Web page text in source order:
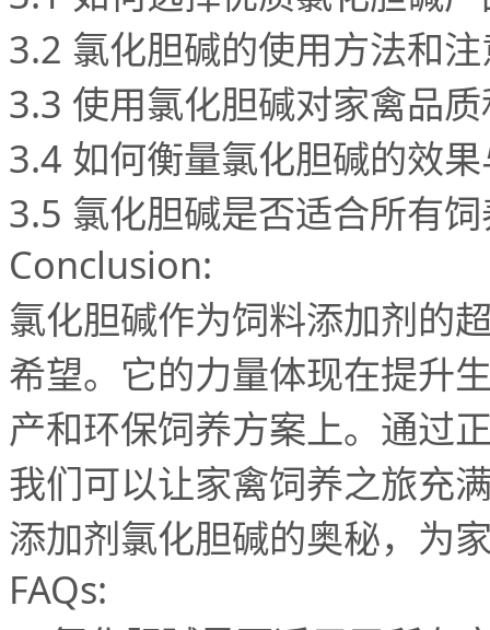
3.2 氯化胆碱的使用方法和
3.3 使用氯化胆碱对家禽品
3.4 如何衡量氯化胆碱的效
3.5 氯化胆碱是否适合所有
Conclusion:
氯化胆碱作为饲料添加剂的
希望。它的力量体现在提升
产和环保饲养方案上。通过
我们可以让家禽饲养之旅充
添加剂氯化胆碱的奥秘，为
FAQs: